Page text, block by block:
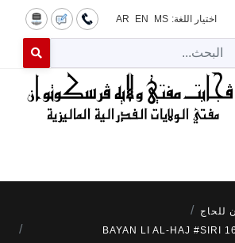
اختيار اللغة: MS
EN
AR
for results.
للحاج
BAYAN LI AL-HAJ #SIRI